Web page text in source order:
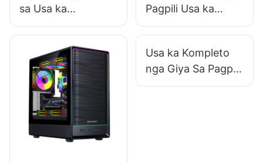
sa Usa ka
Malampuson nga
sa Gaming PC nga
Hitabo
Pagpili Usa ka
Brand - Ngalan sa
Usa ka Kompleto
nga Giya Sa Pagpili
sa Husto nga